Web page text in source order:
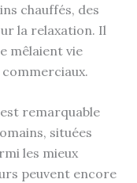
chauffés, des
la relaxation. Il
mêlaient vie
remarquable
situées
les mieux
peuvent encore